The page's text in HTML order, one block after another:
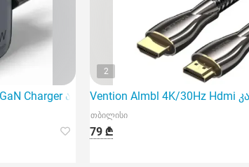
GaN Charger არის მძლავრი და ინოვაციური
2
Vention Almbl 4K/30Hz Hdmi
თბილისი
79 ₾